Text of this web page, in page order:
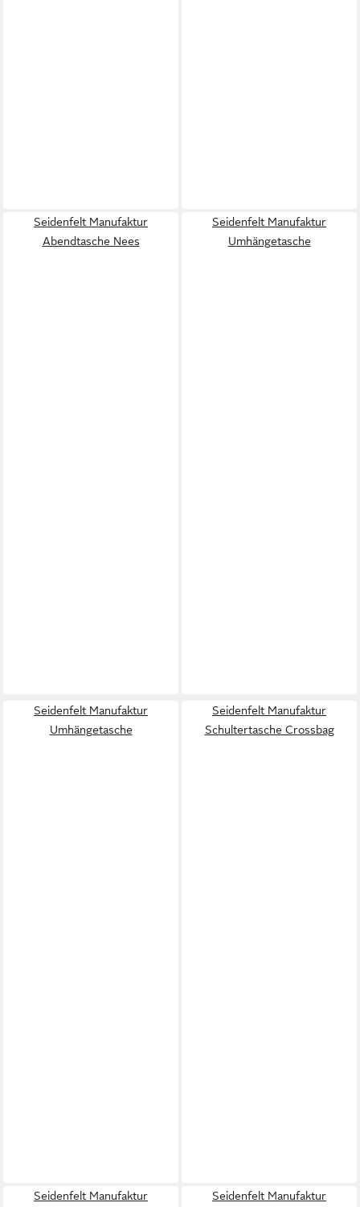
Seidenfelt Manufaktur
Abendtasche Nees
Seidenfelt Manufaktur
Umhängetasche
Seidenfelt Manufaktur
Umhängetasche
Seidenfelt Manufaktur
Schultertasche Crossbag
Seidenfelt Manufaktur
Seidenfelt Manufaktur